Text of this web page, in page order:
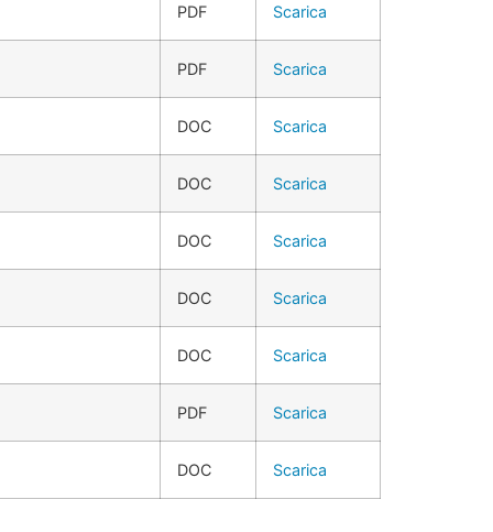
PDF Scarica
PDF Scarica
DOC Scarica
DOC Scarica
DOC Scarica
DOC Scarica
DOC Scarica
PDF Scarica
DOC Scarica